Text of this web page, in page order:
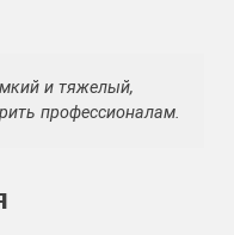
и тяжелый,
профессионалам.